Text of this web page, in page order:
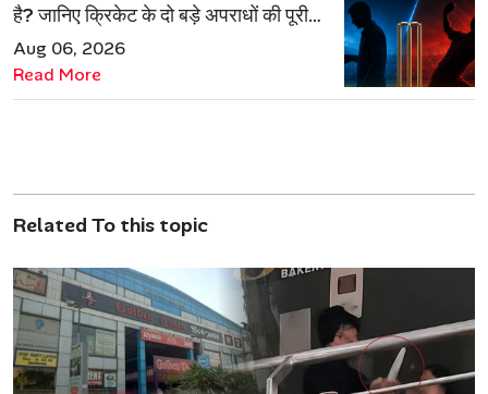
है? जानिए क्रिकेट के दो बड़े अपराधों की पूरी
कहानी
Aug 06, 2026
Read More
Related To this topic